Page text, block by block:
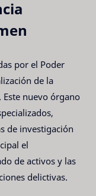
por el Poder
de la
. Este nuevo órgano
de investigación
el
de activos y las
delictivas.